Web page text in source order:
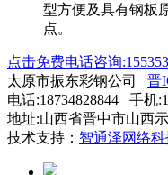
型方便及具有钢板
点。
点击免费电话咨询
太原市振东彩钢公司 晋
电话:18734828844 手机
地址:山西省晋中市山西
技术支持： 智通泽网络科